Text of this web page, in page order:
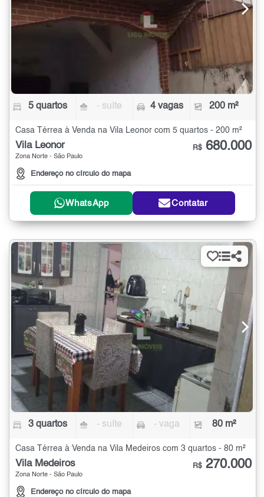
5 quartos - suíte 4 vagas 200 m²
Casa Térrea à Venda na Vila Leonor com 5 quartos - 200 m²
Vila Leonor
Zona Norte - São Paulo
Endereço no círculo do mapa
R$ 680.000
WhatsApp Contatar
3 quartos - suíte - vaga 80 m²
Casa Térrea à Venda na Vila Medeiros com 3 quartos - 80 m²
Vila Medeiros
Zona Norte - São Paulo
Endereço no círculo do mapa
R$ 270.000